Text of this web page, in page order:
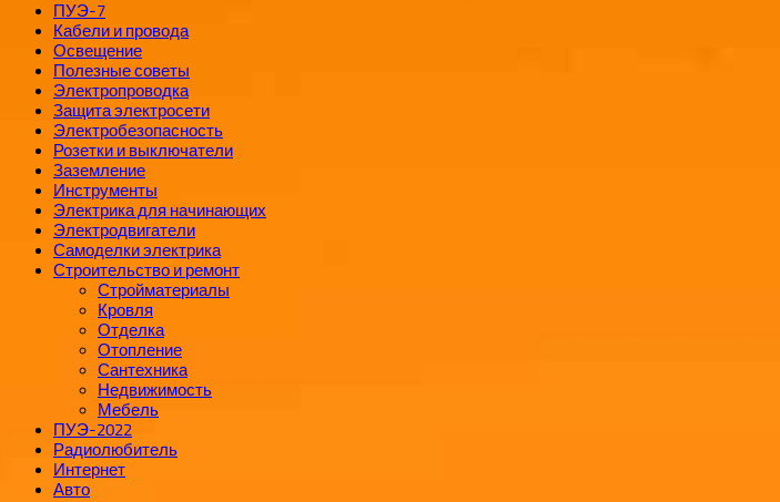
ПУЭ-7
Кабели и провода
Освещение
Полезные советы
Электропроводка
Защита электросети
Электробезопасность
Розетки и выключатели
Заземление
Инструменты
Электрика для начинающих
Электродвигатели
Самоделки электрика
Строительство и ремонт
Стройматериалы
Кровля
Отделка
Отопление
Сантехника
Недвижимость
Мебель
ПУЭ-2022
Радиолюбитель
Интернет
Авто